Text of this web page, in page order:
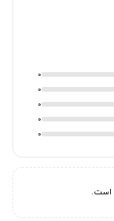
0
0
0
0
0
است.